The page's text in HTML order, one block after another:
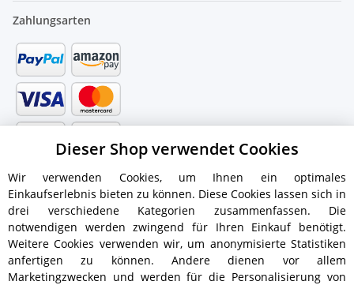
Zahlungsarten
Versandinformationen
Dieser Shop verwendet Cookies
Wir verwenden Cookies, um Ihnen ein optimales
Einkaufserlebnis bieten zu können. Diese Cookies lassen sich in
drei verschiedene Kategorien zusammenfassen. Die
notwendigen werden zwingend für Ihren Einkauf benötigt.
Weitere Cookies verwenden wir, um anonymisierte Statistiken
anfertigen zu können. Andere dienen vor allem
Marketingzwecken und werden für die Personalisierung von